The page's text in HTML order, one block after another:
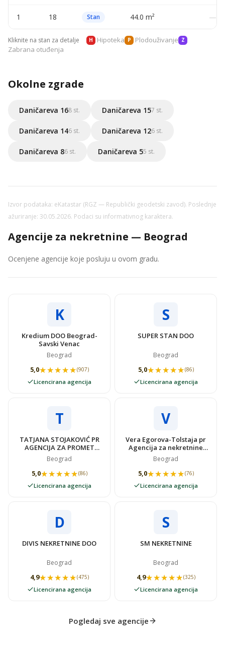
1 18 Stan 44.0 m² —
Kliknite na stan za detalje H Hipoteka P Plodouživanje Z
Zabrana otuđenja
Okolne zgrade
Daničareva 168 st. Daničareva 157 st.
Daničareva 146 st. Daničareva 126 st.
Daničareva 86 st. Daničareva 55 st.
Izvor podataka: eKatastar (RGZ — Republički geodetski zavod). Poslednje
ažuriranje: 30.05.2026. Podaci su informativnog karaktera.
Agencije za nekretnine — Beograd
Ocenjene agencije koje posluju u ovom gradu.
K
Kredium DOO Beograd-
Savski Venac
Beograd
5,0★★★★★
★★★★★(907)
Licencirana agencija
S
SUPER STAN DOO
Beograd
5,0★★★★★
★★★★★(86)
Licencirana agencija
T
TATJANA STOJAKOVIĆ PR
AGENCIJA ZA PROMET
NEKRETNINAMA SUPER
STAN
Beograd
5,0★★★★★
★★★★★(86)
Licencirana agencija
V
Vera Egorova-Tolstaja pr
Agencija za nekretnine
VIDOVSTAN
Beograd
5,0★★★★★
★★★★★(76)
Licencirana agencija
D
DIVIS NEKRETNINE DOO
Beograd
4,9★★★★★
★★★★★(475)
Licencirana agencija
S
SM NEKRETNINE
Beograd
4,9★★★★★
★★★★★(325)
Licencirana agencija
Pogledaj sve agencije